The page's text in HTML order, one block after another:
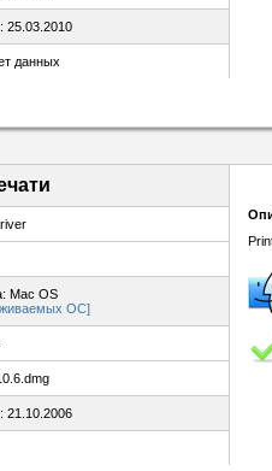
25.03.2010
данных
Mac OS
ОС]
21.10.2006